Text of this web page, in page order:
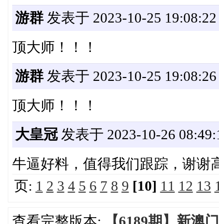
游群发表于 2023-10-25 19:08:22
顶大师！！！
游群发表于 2023-10-25 19:08:26
顶大师！！！
大皇冠发表于 2023-10-26
牛逼好料，值得我们跟踪，谢谢
页: 1 2 3 4 5 6 7 8 9 [10] 11 12 13